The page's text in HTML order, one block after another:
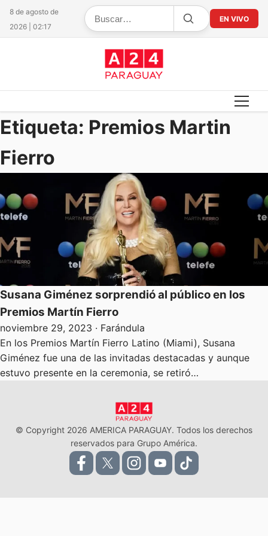
8 de agosto de
2026 | 02:17
EN VIVO
Etiqueta: Premios Martin
Fierro
Susana Giménez sorprendió al público en los
Premios Martín Fierro
noviembre 29, 2023 · Farándula
En los Premios Martín Fierro Latino (Miami), Susana
Giménez fue una de las invitadas destacadas y aunque
estuvo presente en la ceremonia, se retiró…
© Copyright 2026 AMERICA PARAGUAY. Todos los derechos
reservados para Grupo América.